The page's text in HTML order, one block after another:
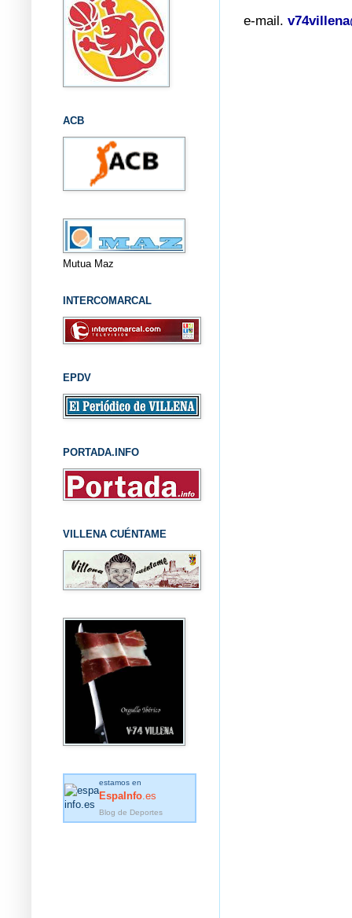
e-mail.
ACB
Mutua Maz
INTERCOMARCAL
EPDV
PORTADA.INFO
VILLENA CUÉNTAME
estamos en
EspaInfo .es
Blog de Deportes